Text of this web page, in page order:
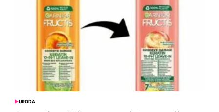
POSTED
IN
URODA